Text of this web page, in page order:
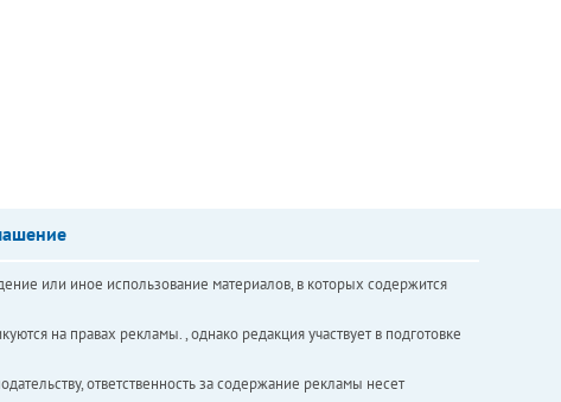
или иное использование материалов, в которых содержится
на правах рекламы. , однако редакция участвует в подготовке
ответственность за содержание рекламы несет